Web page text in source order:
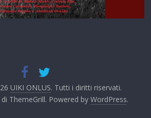
UIKI ONLUS. Tutti i diritti riservati.
ThemeGrill. Powered by WordPress.